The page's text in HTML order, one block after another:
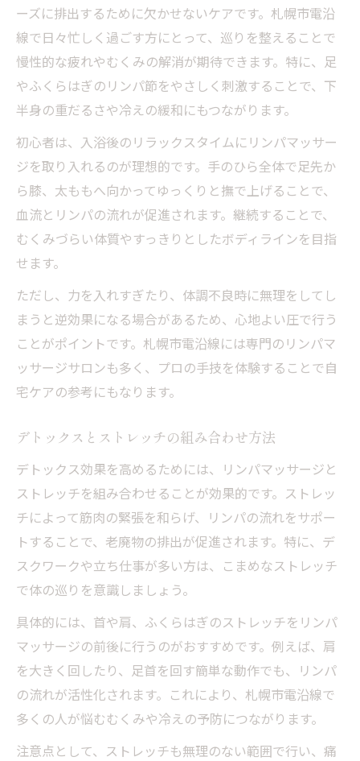
ーズに排出するために欠かせないケアです。札幌市電沿
線で日々忙しく過ごす方にとって、巡りを整えることで
慢性的な疲れやむくみの解消が期待できます。特に、足
やふくらはぎのリンパ節をやさしく刺激することで、下
半身の重だるさや冷えの緩和にもつながります。
初心者は、入浴後のリラックスタイムにリンパマッサー
ジを取り入れるのが理想的です。手のひら全体で足先か
ら膝、太ももへ向かってゆっくりと撫で上げることで、
血流とリンパの流れが促進されます。継続することで、
むくみづらい体質やすっきりとしたボディラインを目指
せます。
ただし、力を入れすぎたり、体調不良時に無理をしてし
まうと逆効果になる場合があるため、心地よい圧で行う
ことがポイントです。札幌市電沿線には専門のリンパマ
ッサージサロンも多く、プロの手技を体験することで自
宅ケアの参考にもなります。
デトックスとストレッチの組み合わせ方法
デトックス効果を高めるためには、リンパマッサージと
ストレッチを組み合わせることが効果的です。ストレッ
チによって筋肉の緊張を和らげ、リンパの流れをサポー
トすることで、老廃物の排出が促進されます。特に、デ
スクワークや立ち仕事が多い方は、こまめなストレッチ
で体の巡りを意識しましょう。
具体的には、首や肩、ふくらはぎのストレッチをリンパ
マッサージの前後に行うのがおすすめです。例えば、肩
を大きく回したり、足首を回す簡単な動作でも、リンパ
の流れが活性化されます。これにより、札幌市電沿線で
多くの人が悩むむくみや冷えの予防につながります。
注意点として、ストレッチも無理のない範囲で行い、痛